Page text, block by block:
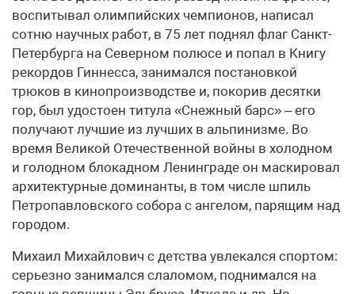
воспитывал олимпийских чемпионов, написал
сотню научных работ, в 75 лет поднял флаг Санкт-
Петербурга на Северном полюсе и попал в Книгу
рекордов Гиннесса, занимался постановкой
трюков в кинопроизводстве и, покорив десятки
гор, был удостоен титула «Снежный барс» – его
получают лучшие из лучших в альпинизме. Во
время Великой Отечественной войны в холодном
и голодном блокадном Ленинграде он маскировал
архитектурные доминанты, в том числе шпиль
Петропавловского собора с ангелом, парящим над
городом.
Михаил Михайлович с детства увлекался спортом:
серьезно занимался слаломом, поднимался на